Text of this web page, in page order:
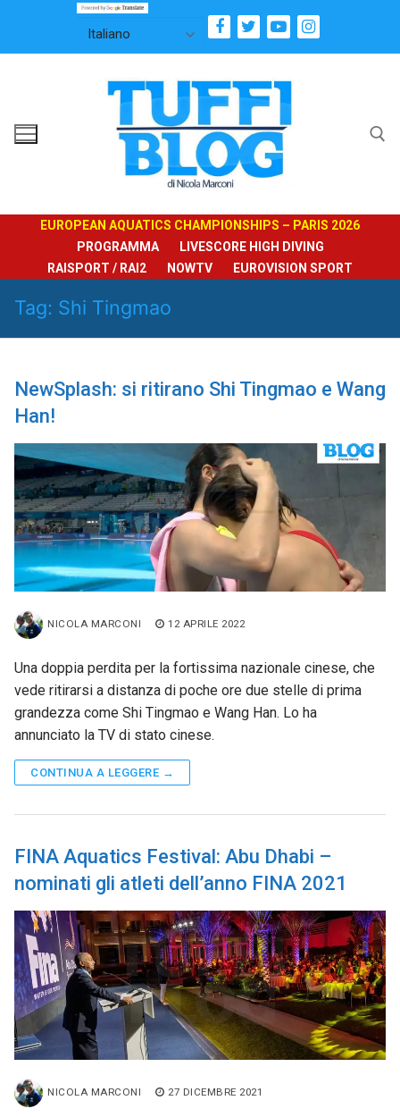
contenuto
EUROPEAN AQUATICS CHAMPIONSHIPS – PARIS 2026
PROGRAMMA
LIVESCORE HIGH DIVING
RAISPORT / RAI2
NOWTV EUROVISION SPORT
Tag: Shi Tingmao
NewSplash: si ritirano Shi Tingmao e Wang
Han!
NICOLA MARCONI 12 APRILE 2022
Una doppia perdita per la fortissima nazionale cinese, che
vede ritirarsi a distanza di poche ore due stelle di prima
grandezza come Shi Tingmao e Wang Han. Lo ha
annunciato la TV di stato cinese.
CONTINUA A LEGGERE →
FINA Aquatics Festival: Abu Dhabi –
nominati gli atleti dell’anno FINA 2021
NICOLA MARCONI 27 DICEMBRE 2021